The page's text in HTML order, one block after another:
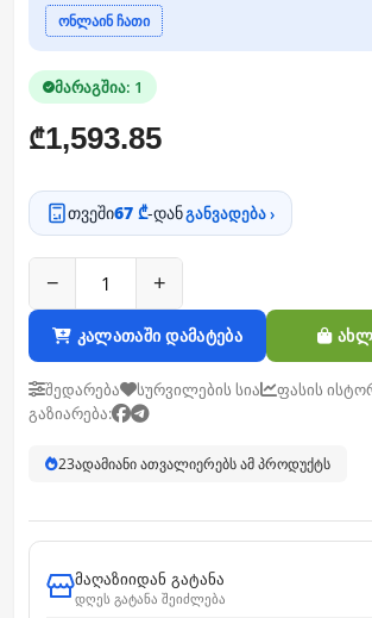
ონლაინ ჩათი
მარაგშია: 1
₾1,593.85
თვეში67 ₾-დანგანვადება ›
− +
კალათაში დამატება
შედარება სურვილების სია
ფასის
გაზიარება:
23ადამიანი ათვალიერებს ამ პროდუქტს
მაღაზიიდან გატანა
დღეს გატანა შეიძლება